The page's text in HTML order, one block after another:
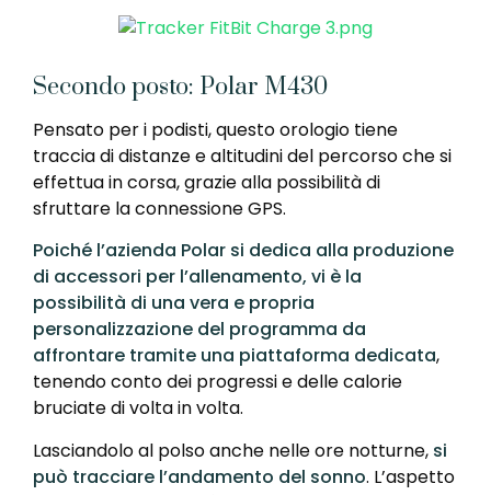
Secondo posto: Polar M430
Pensato per i podisti, questo orologio tiene
traccia di distanze e altitudini del percorso che si
effettua in corsa, grazie alla possibilità di
sfruttare la connessione GPS.
Poiché l’azienda Polar si dedica alla produzione
di accessori per l’allenamento, vi è la
possibilità di una vera e propria
personalizzazione del programma da
affrontare tramite una piattaforma dedicata,
tenendo conto dei progressi e delle calorie
bruciate di volta in volta.
Lasciandolo al polso anche nelle ore notturne, si
può tracciare l’andamento del sonno. L’aspetto